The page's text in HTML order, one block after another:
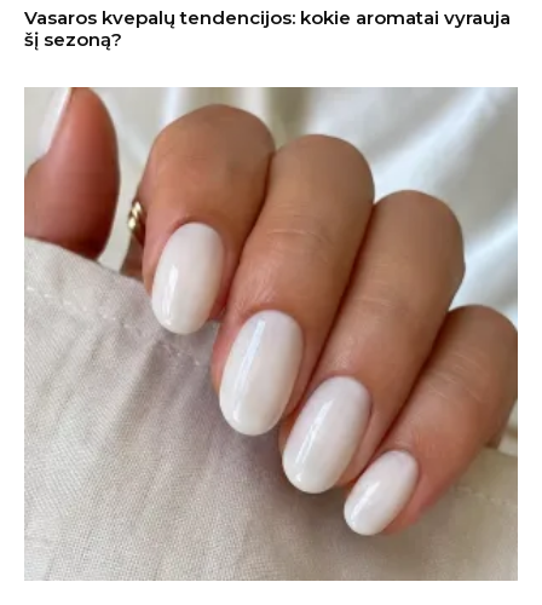
Vasaros kvepalų tendencijos: kokie aromatai vyrauja
šį sezoną?